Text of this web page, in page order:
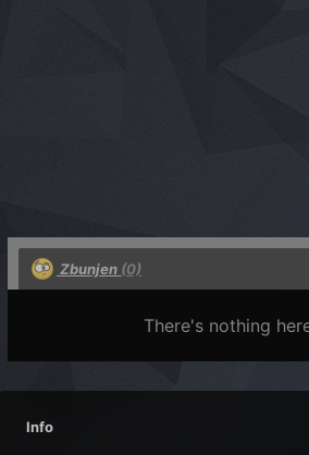
Zbunjen (0)
There's nothing
Info